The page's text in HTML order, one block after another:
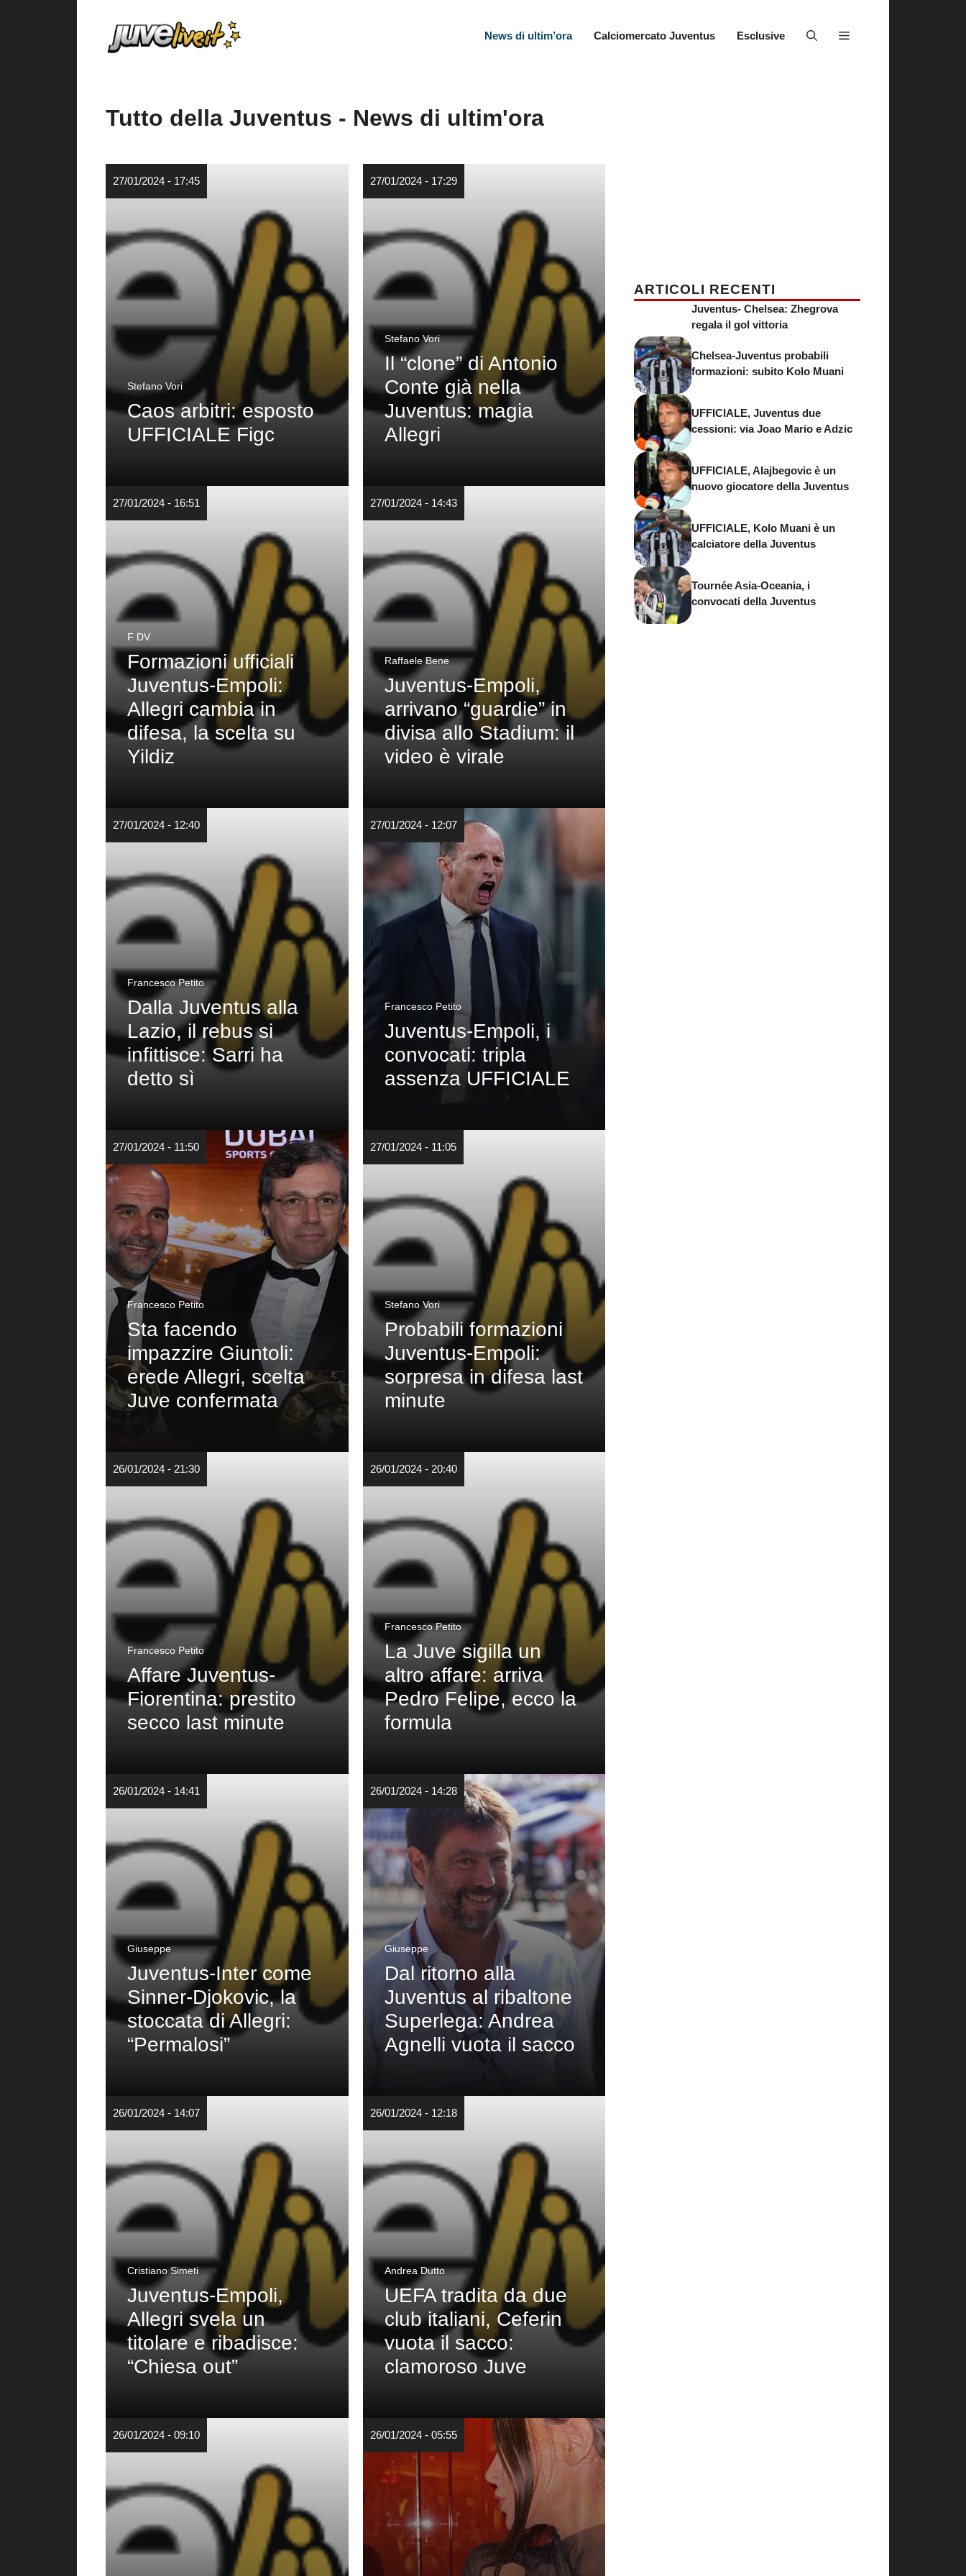
News di ultim’ora Calciomercato Juventus Esclusive
Tutto della Juventus - News di ultim'ora
27/01/2024 - 17:45
Stefano Vori
Caos arbitri: esposto
UFFICIALE Figc
27/01/2024 - 17:29
Stefano Vori
Il “clone” di Antonio
Conte già nella
Juventus: magia
Allegri
27/01/2024 - 16:51
F DV
Formazioni ufficiali
Juventus-Empoli:
Allegri cambia in
difesa, la scelta su
Yildiz
27/01/2024 - 14:43
Raffaele Bene
Juventus-Empoli,
arrivano “guardie” in
divisa allo Stadium: il
video è virale
27/01/2024 - 12:40
Francesco Petito
Dalla Juventus alla
Lazio, il rebus si
infittisce: Sarri ha
detto sì
27/01/2024 - 12:07
Francesco Petito
Juventus-Empoli, i
convocati: tripla
assenza UFFICIALE
27/01/2024 - 11:50
Francesco Petito
Sta facendo
impazzire Giuntoli:
erede Allegri, scelta
Juve confermata
27/01/2024 - 11:05
Stefano Vori
Probabili formazioni
Juventus-Empoli:
sorpresa in difesa last
minute
26/01/2024 - 21:30
Francesco Petito
Affare Juventus-
Fiorentina: prestito
secco last minute
26/01/2024 - 20:40
Francesco Petito
La Juve sigilla un
altro affare: arriva
Pedro Felipe, ecco la
formula
26/01/2024 - 14:41
Giuseppe
Juventus-Inter come
Sinner-Djokovic, la
stoccata di Allegri:
“Permalosi”
26/01/2024 - 14:28
Giuseppe
Dal ritorno alla
Juventus al ribaltone
Superlega: Andrea
Agnelli vuota il sacco
26/01/2024 - 14:07
Cristiano Simeti
Juventus-Empoli,
Allegri svela un
titolare e ribadisce:
“Chiesa out”
26/01/2024 - 12:18
Andrea Dutto
UEFA tradita da due
club italiani, Ceferin
vuota il sacco:
clamoroso Juve
26/01/2024 - 09:10 26/01/2024 - 05:55
ARTICOLI RECENTI
Juventus- Chelsea: Zhegrova
regala il gol vittoria
Chelsea-Juventus probabili
formazioni: subito Kolo Muani
UFFICIALE, Juventus due
cessioni: via Joao Mario e Adzic
UFFICIALE, Alajbegovic è un
nuovo giocatore della Juventus
UFFICIALE, Kolo Muani è un
calciatore della Juventus
Tournée Asia-Oceania, i
convocati della Juventus